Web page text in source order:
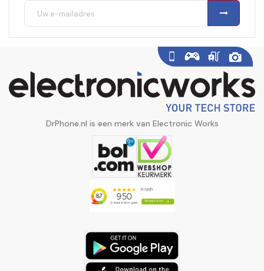
DrPhone.nl is een merk van Electronic Works